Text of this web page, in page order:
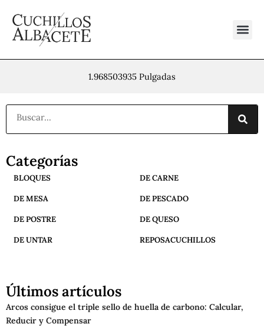
contenido
1.968503935 Pulgadas
Buscar
Categorías
BLOQUES DE CARNE
DE MESA DE PESCADO
DE POSTRE DE QUESO
DE UNTAR REPOSACUCHILLOS
Últimos artículos
Arcos consigue el triple sello de huella de carbono: Calcular,
Reducir y Compensar